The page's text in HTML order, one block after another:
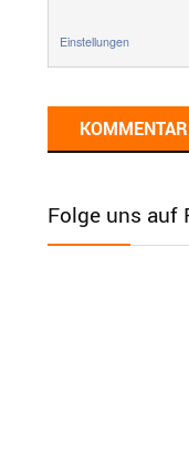
Ich glaube
Günni
meisten
Einstellungen
Folge uns auf